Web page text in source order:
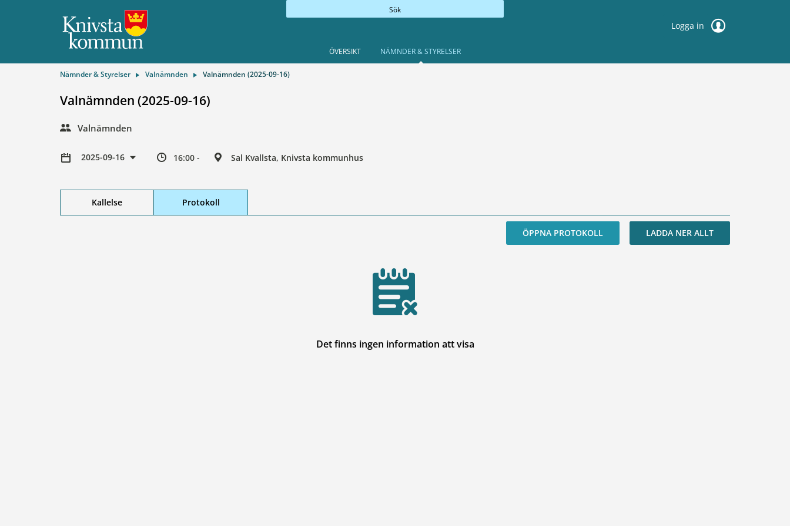
Sök
Logga in
ÖVERSIKT NÄMNDER & STYRELSER
Nämnder & Styrelser Valnämnden Valnämnden (2025-09-16)
Valnämnden (2025-09-16)
Valnämnden
2025-09-16 16:00 - Sal Kvallsta, Knivsta kommunhus
Kallelse Protokoll
ÖPPNA PROTOKOLL LADDA NER ALLT
Det finns ingen information att visa